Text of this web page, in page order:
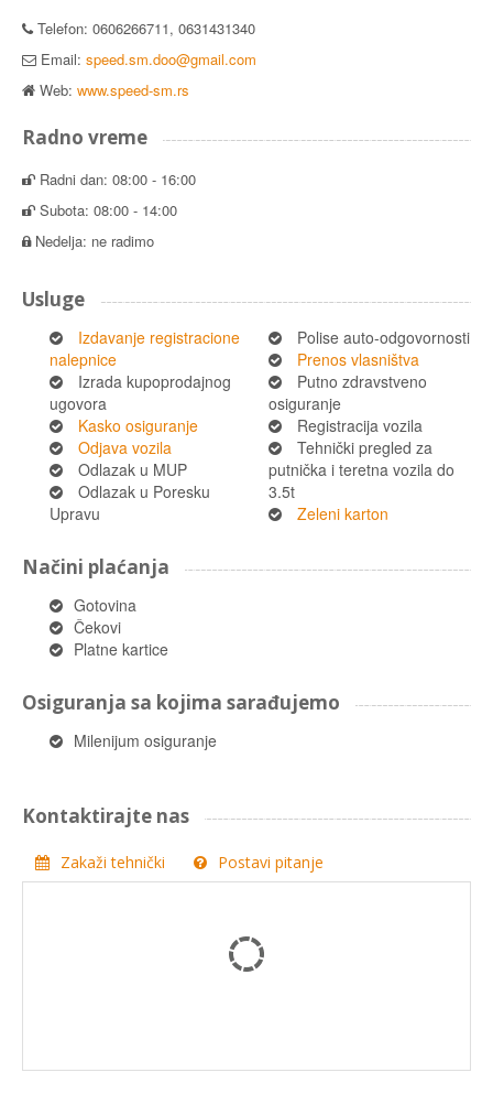
Telefon: 0606266711, 0631431340
Email: speed.sm.doo@gmail.com
Web: www.speed-sm.rs
Radno vreme
Radni dan: 08:00 - 16:00
Subota: 08:00 - 14:00
Nedelja: ne radimo
Usluge
Izdavanje registracione
nalepnice
Izrada kupoprodajnog
ugovora
Kasko osiguranje
Odjava vozila
Odlazak u MUP
Odlazak u Poresku
Upravu
Polise auto-odgovornosti
Prenos vlasništva
Putno zdravstveno
osiguranje
Registracija vozila
Tehnički pregled za
putnička i teretna vozila do
3.5t
Zeleni karton
Načini plaćanja
Gotovina
Čekovi
Platne kartice
Osiguranja sa kojima sarađujemo
Milenijum osiguranje
Kontaktirajte nas
Zakaži tehnički Postavi pitanje